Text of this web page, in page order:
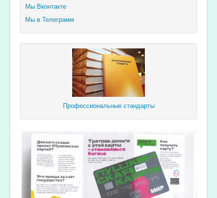
Мы Вконтакте
Мы в Телеграмм
Профессиональные стандарты